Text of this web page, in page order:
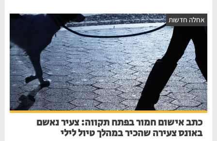
אחלה חדשות
כתב אישום חמור בפתח תקווה: צעיר נאשם
באונס צעירה שהכיר במהלך טיול לילי